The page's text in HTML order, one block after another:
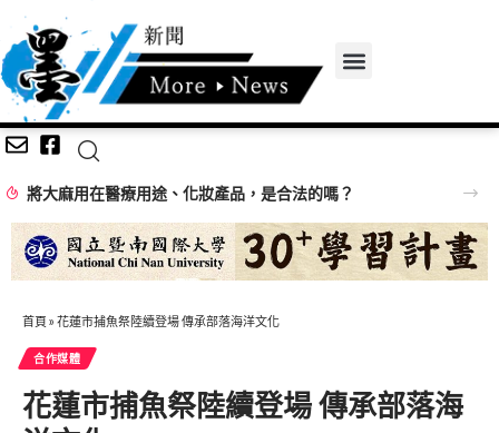
將大麻用在醫療用途、化妝產品，是合法的嗎？
首頁 » 花蓮市捕魚祭陸續登場 傳承部落海洋文化
合作媒體
花蓮市捕魚祭陸續登場 傳承部落海